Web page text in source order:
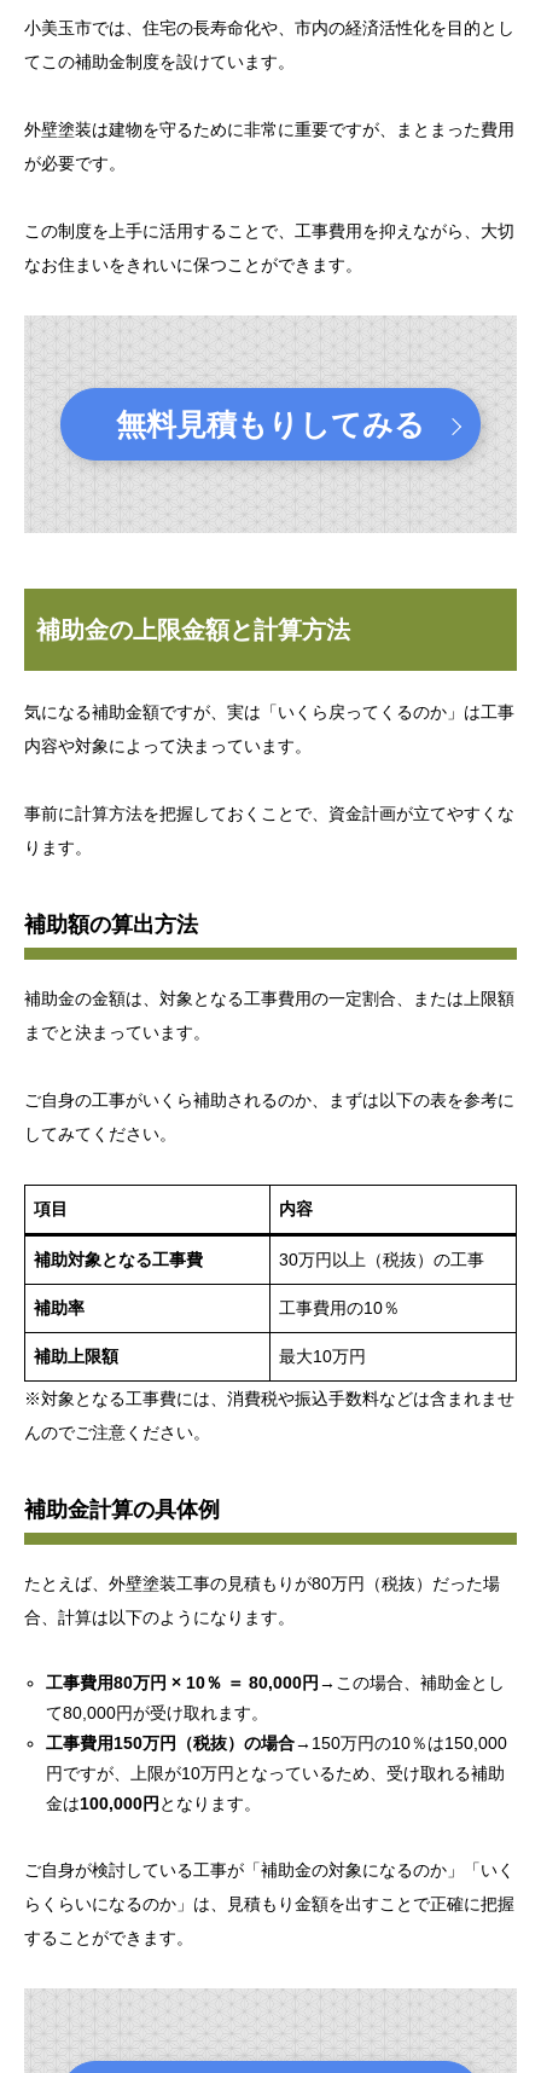
小美玉市では、住宅の長寿命化や、市内の経済活性化を目的とし
てこの補助金制度を設けています。
外壁塗装は建物を守るために非常に重要ですが、まとまった費用
が必要です。
この制度を上手に活用することで、工事費用を抑えながら、大切
なお住まいをきれいに保つことができます。
無料見積もりしてみる
補助金の上限金額と計算方法
気になる補助金額ですが、実は「いくら戻ってくるのか」は工事
内容や対象によって決まっています。
事前に計算方法を把握しておくことで、資金計画が立てやすくな
ります。
補助額の算出方法
補助金の金額は、対象となる工事費用の一定割合、または上限額
までと決まっています。
ご自身の工事がいくら補助されるのか、まずは以下の表を参考に
してみてください。
項目 内容
補助対象となる工事費 30万円以上（税抜）の工事
補助率 工事費用の10％
補助上限額 最大10万円
※対象となる工事費には、消費税や振込手数料などは含まれませ
んのでご注意ください。
補助金計算の具体例
たとえば、外壁塗装工事の見積もりが80万円（税抜）だった場
合、計算は以下のようになります。
工事費用80万円 × 10％ ＝ 80,000円 →この場合、補助金とし
て80,000円が受け取れます。
工事費用150万円（税抜）の場合→150万円の10％は150,000
円ですが、上限が10万円となっているため、受け取れる補助
金は100,000円 となります。
ご自身が検討している工事が「補助金の対象になるのか」「いく
らくらいになるのか」は、見積もり金額を出すことで正確に把握
することができます。